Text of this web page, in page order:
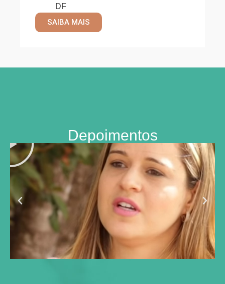
DF
SAIBA MAIS
Depoimentos